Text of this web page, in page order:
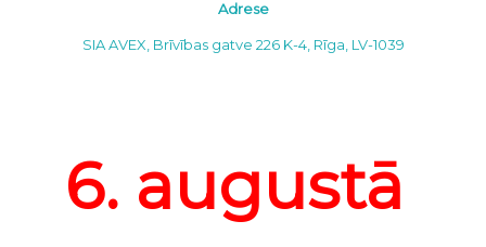
Adrese
SIA AVEX, Brīvības gatve 226 K-4, Rīga, LV-1039
6. augustā